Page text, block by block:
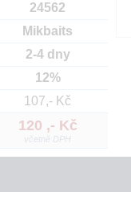
24562
Mikbaits
2-4 dny
12%
107,- Kč
120 ,- Kč
včetně DPH